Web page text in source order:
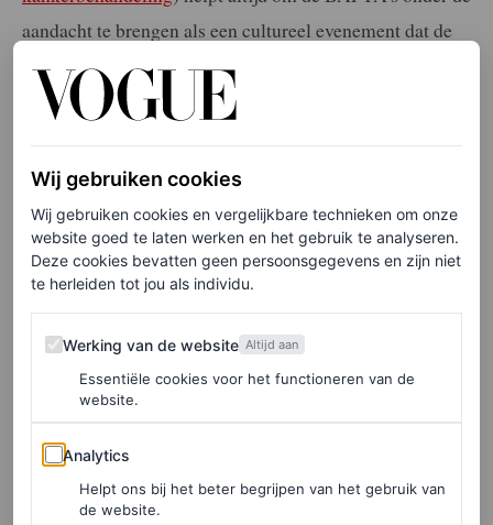
aandacht te brengen als een cultureel evenement dat de
voorpagina’s waardig is, ook buiten het Verenigd
Koninkrijk. Terwijl Hollywoodsterren dit onderdeel van
Engeland speelt waarschijnlijk een rol), versterkt de
aanwezigheid van de prinses het belang ervan in de
filmindustriekalender.
Elke week onze beste artikelen in je inbox?
Schrijf je hier in voor de Vogue-nieuwsbrief
BAFTA-moment zag Kate er eleganter uit dan ooit, in
een outfit waarin ze zich duidelijk op haar best voelt en
Wij gebruiken cookies
Wij gebruiken cookies en vergelijkbare technieken om onze
website goed te laten werken en het gebruik te analyseren.
Deze cookies bevatten geen persoonsgegevens en zijn niet
te herleiden tot jou als individu.
Werking van de website
Werking van de website Altijd aan
Essentiële cookies voor het functioneren van de
website.
Analytics
Analytics
Helpt ons bij het beter begrijpen van het gebruik van
de website.